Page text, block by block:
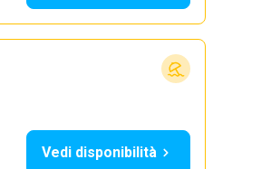
Vedi disponibilità